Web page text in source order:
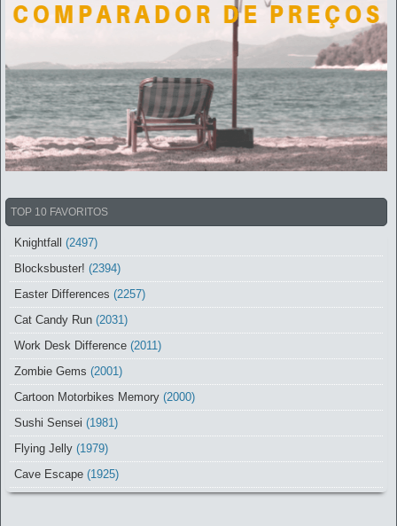
TOP 10 FAVORITOS
Knightfall (2497)
Blocksbuster! (2394)
Easter Differences (2257)
Cat Candy Run (2031)
Work Desk Difference (2011)
Zombie Gems (2001)
Cartoon Motorbikes Memory (2000)
Sushi Sensei (1981)
Flying Jelly (1979)
Cave Escape (1925)